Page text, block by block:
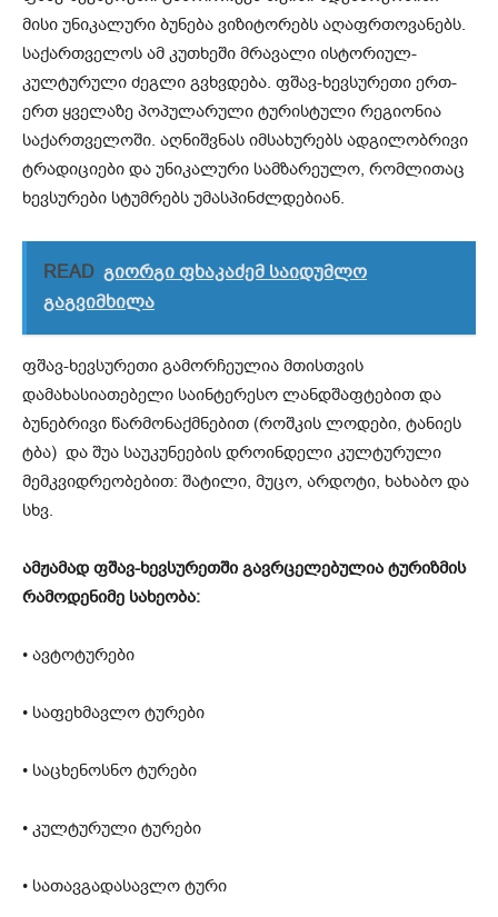
მისი უნიკალური ბუნება ვიზიტორებს აღაფრთოვანებს.
საქართველოს ამ კუთხეში მრავალი ისტორიულ-
კულტურული ძეგლი გვხვდება. ფშავ-ხევსურეთი ერთ-
ერთ ყველაზე პოპულარული ტურისტული რეგიონია
საქართველოში. აღნიშვნას იმსახურებს ადგილობრივი
ტრადიციები და უნიკალური სამზარეულო, რომლითაც
ხევსურები სტუმრებს უმასპინძლდებიან.
READ გიორგი ფხაკაძემ საიდუმლო
გაგვიმხილა
ფშავ-ხევსურეთი გამორჩეულია მთისთვის
დამახასიათებელი საინტერესო ლანდშაფტებით და
ბუნებრივი წარმონაქმნებით (როშკის ლოდები, ტანიეს
ტბა) და შუა საუკუნეების დროინდელი კულტურული
მემკვიდრეობებით: შატილი, მუცო, არდოტი, ხახაბო და
სხვ.
ამჟამად ფშავ-ხევსურეთში გავრცელებულია ტურიზმის
რამოდენიმე სახეობა:
• ავტოტურები
• საფეხმავლო ტურები
• საცხენოსნო ტურები
• კულტურული ტურები
• სათავგადასავლო ტური